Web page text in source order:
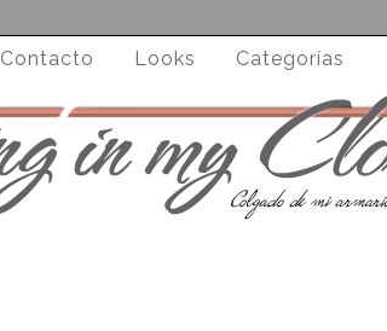
Contacto Looks Categorías